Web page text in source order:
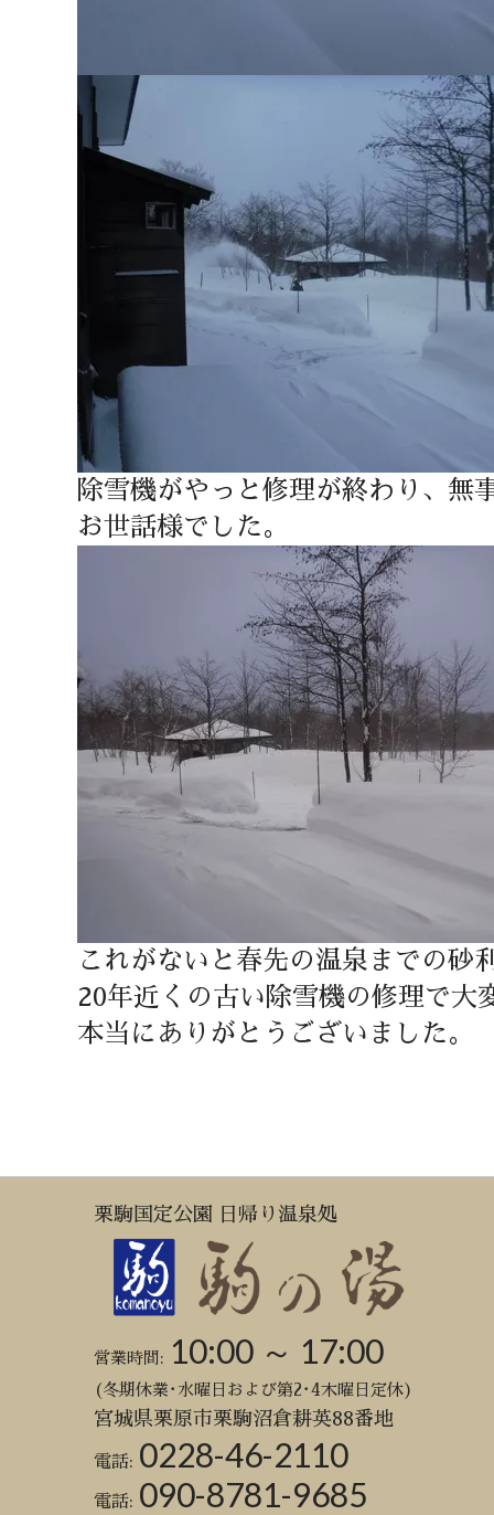
除雪機がやっと修理が終わり、無
お世話様でした。
これがないと春先の温泉までの
20年近くの古い除雪機の修理で大
本当にありがとうございました。
栗駒国定公園 日帰り温泉処
営業時間: 10:00 ～ 17:00
(冬期休業･水曜日および第2･4木曜日定休)
宮城県栗原市栗駒沼倉耕英88番地
電話: 0228-46-2110
電話: 090-8781-9685